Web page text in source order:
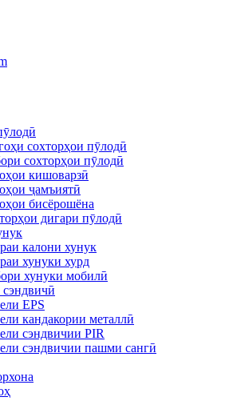
сохторҳои пӯлодӣ
сохторҳои пӯлодӣ
кишоварзӣ
ҷамъиятӣ
бисёрошёна
дигари пӯлодӣ
калони хунук
хунуки хурд
хунуки мобилӣ
EPS
кандакории металлӣ
сэндвичии PIR
сэндвичии пашми сангӣ